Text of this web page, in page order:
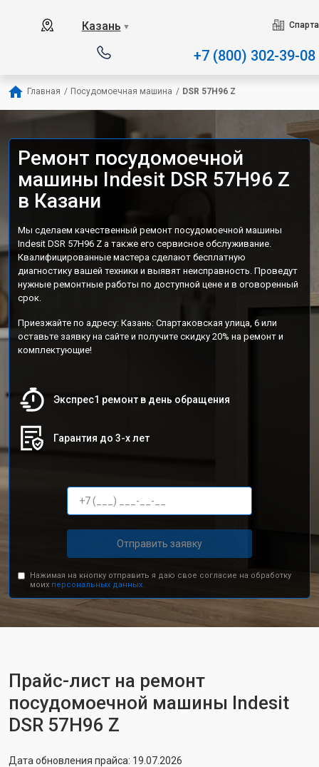
Казань ▼
+7 (800) 302-39-08
Главная / Посудомоечная машина / DSR 57H96 Z
Ремонт посудомоечной
машины Indesit DSR 57H96 Z
в Казани
Мы сделаем качественный ремонт посудомоечной машины
Indesit DSR 57H96 Z а также его сервисное обслуживание.
Квалифицированные мастера сделают бесплатную
диагностику вашей техники и выявят неисправность. Проведут
нужные ремонтные работы по доступной цене и в оговоренный
срок.
Приезжайте по адресу: Казань: Спартаковская улица, 6 или
оставьте заявку на сайте и получите скидку 20% на ремонт и
комплектующие!
Экспрес1 ремонт в день обращения
Гарантия до 3-х лет
Отправить заявку
Нажимая на кнопку отправить я даю свое согласие на обработку
моих персональных данных.
Прайс-лист на ремонт
посудомоечной машины Indesit
DSR 57H96 Z
Дата обновления прайса: 19.07.2026